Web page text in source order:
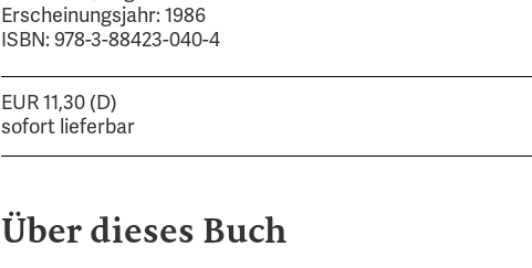
Erscheinungsjahr: 1986
ISBN: 978-3-88423-040-4
EUR 11,30 (D)
sofort lieferbar
Über dieses Buch